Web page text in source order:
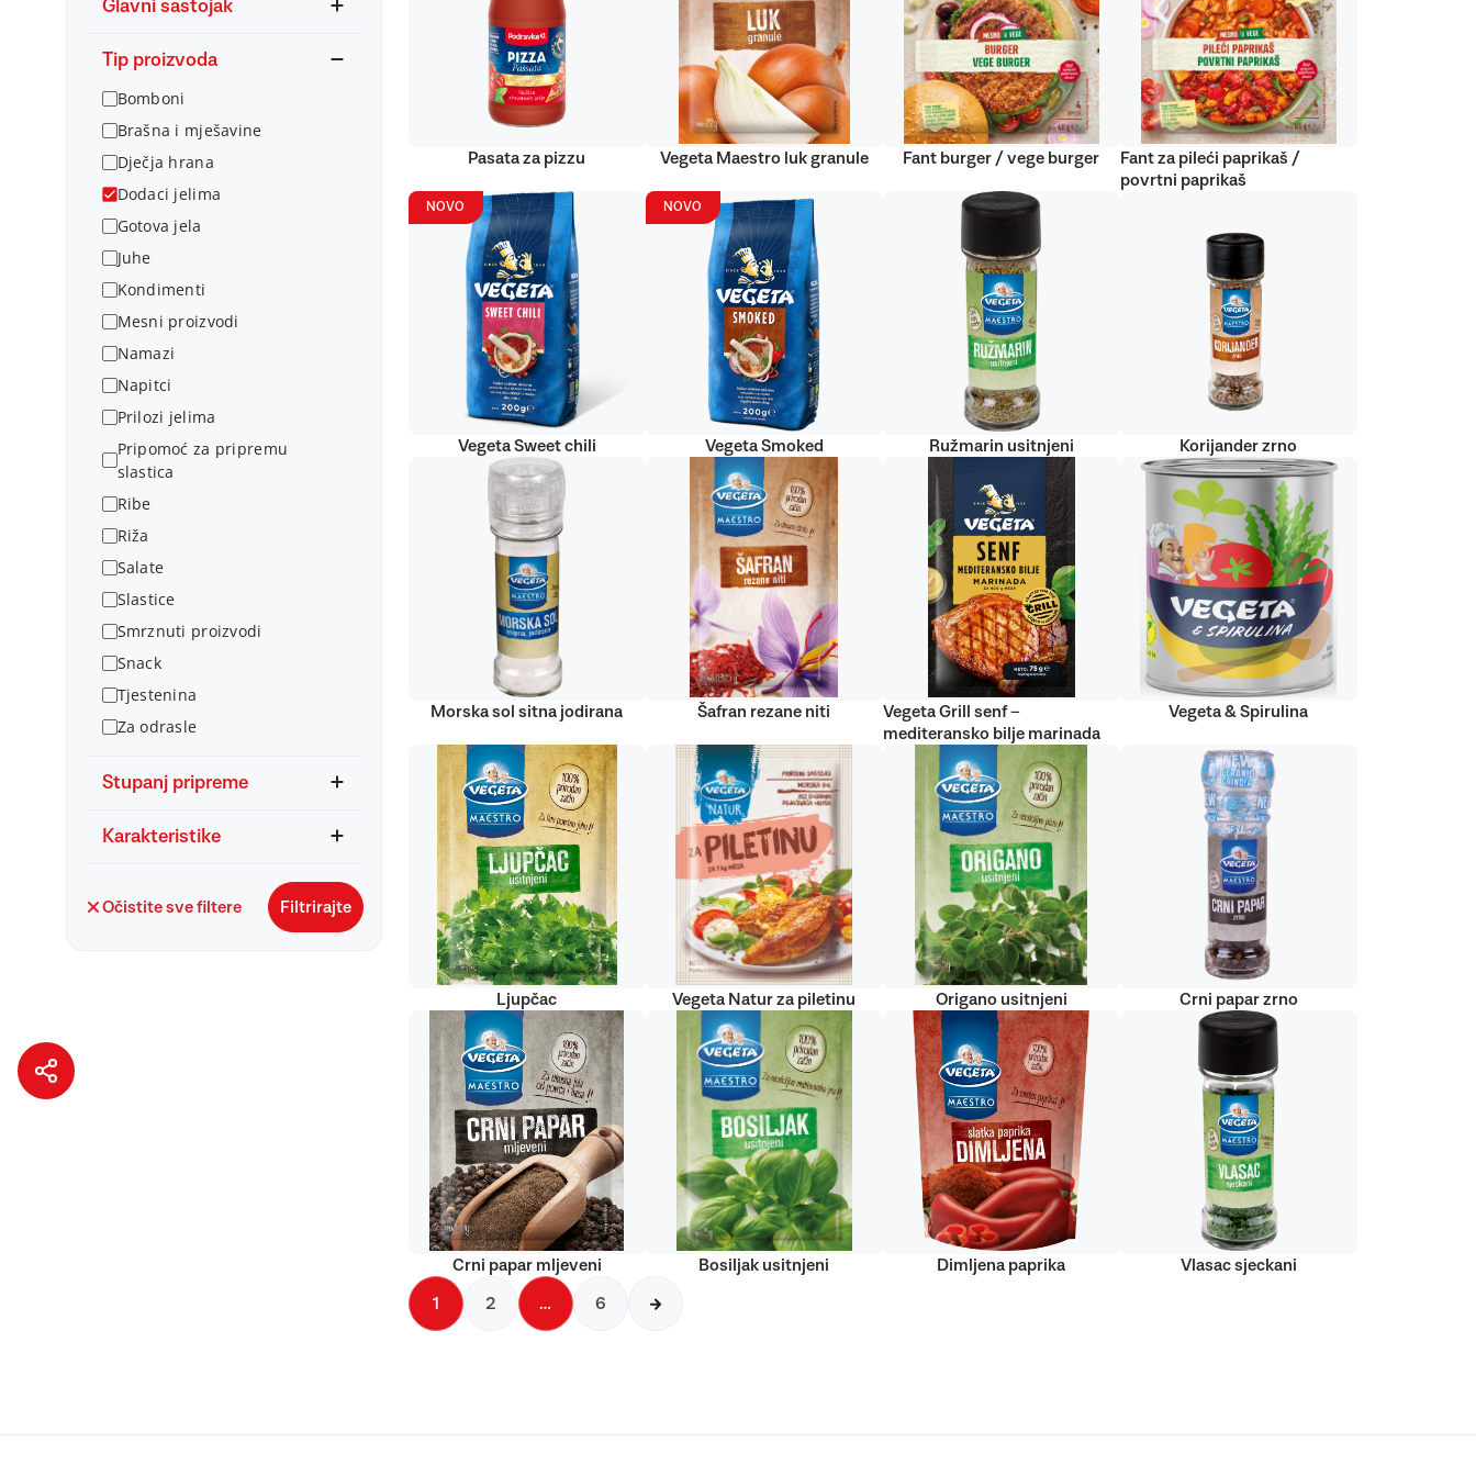
Glavni sastojak
Tip proizvoda
Bomboni
Brašna i mješavine
Dječja hrana
Dodaci jelima
Gotova jela
Juhe
Kondimenti
Mesni proizvodi
Namazi
Napitci
Prilozi jelima
Pripomoć za pripremu
slastica
Ribe
Riža
Salate
Slastice
Smrznuti proizvodi
Snack
Tjestenina
Za odrasle
Stupanj pripreme
Karakteristike
Očistite sve filtere Filtrirajte
Pasata za pizzu Vegeta Maestro luk granule Fant burger / vege burger
Fant za pileći paprikaš /
povrtni paprikaš
NOVO
Vegeta Sweet chili
NOVO
Vegeta Smoked Ružmarin usitnjeni Korijander zrno
Morska sol sitna jodirana Šafran rezane niti
Vegeta Grill senf –
mediteransko bilje marinada
Vegeta & Spirulina
Ljupčac Vegeta Natur za piletinu Origano usitnjeni Crni papar zrno
Crni papar mljeveni Bosiljak usitnjeni Dimljena paprika Vlasac sjeckani
1 2 … 6